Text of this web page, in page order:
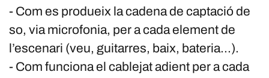
- Com es produeix la cadena de captació de
so, via microfonia, per a cada element de
l’escenari (veu, guitarres, baix, bateria...).
- Com funciona el cablejat adient per a cada